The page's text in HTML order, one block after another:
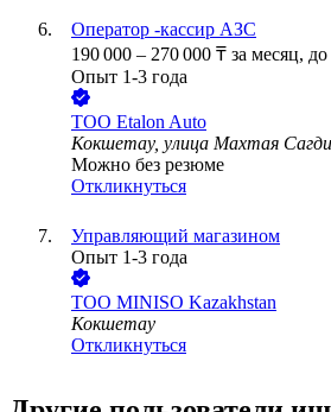
Оператор -кассир АЗС
190 000 – 270 000 ₸ за месяц, до
Опыт 1-3 года
ТОО Etalon Auto
Кокшетау, улица Махтая
Можно без резюме
Откликнуться
Управляющий магазином
Опыт 1-3 года
ТОО MINISO Kazakhstan
Кокшетау
Откликнуться